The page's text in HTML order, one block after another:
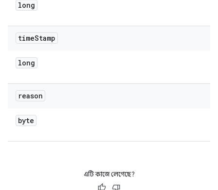
long
timeStamp
long
reason
byte
এটি কাজে লেগেছে?